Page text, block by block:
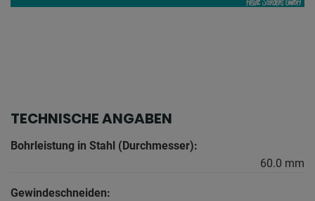
TECHNISCHE ANGABEN
Bohrleistung in Stahl (Durchmesser):
60.0 mm
Gewindeschneiden: